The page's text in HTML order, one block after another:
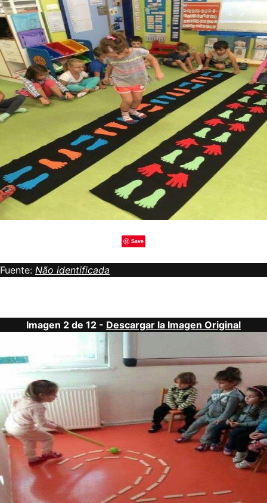
Save
Fuente: Não identificada
Imagen 2 de 12 - Descargar la Imagen Original